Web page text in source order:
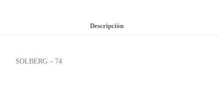
Descripción
SOLBERG – 74